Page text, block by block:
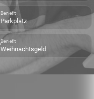
Benefit
Parkplatz
Benefit
Weihnachtsgeld